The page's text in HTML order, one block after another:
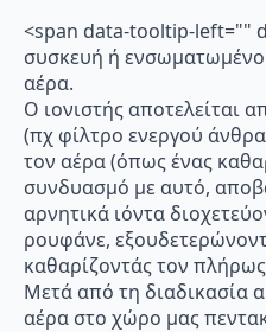
<span data-tooltip-left=""
συσκευή ή
αέρα.
Ο ιονιστής αποτελείται
(πχ φίλτρο ενεργού
τον αέρα (όπως ένας
συνδυασμό με αυτό,
αρνητικά ιόντα
ρουφάνε,
καθαρίζοντάς τον
Μετά από τη διαδικασία
αέρα στο χώρο μας